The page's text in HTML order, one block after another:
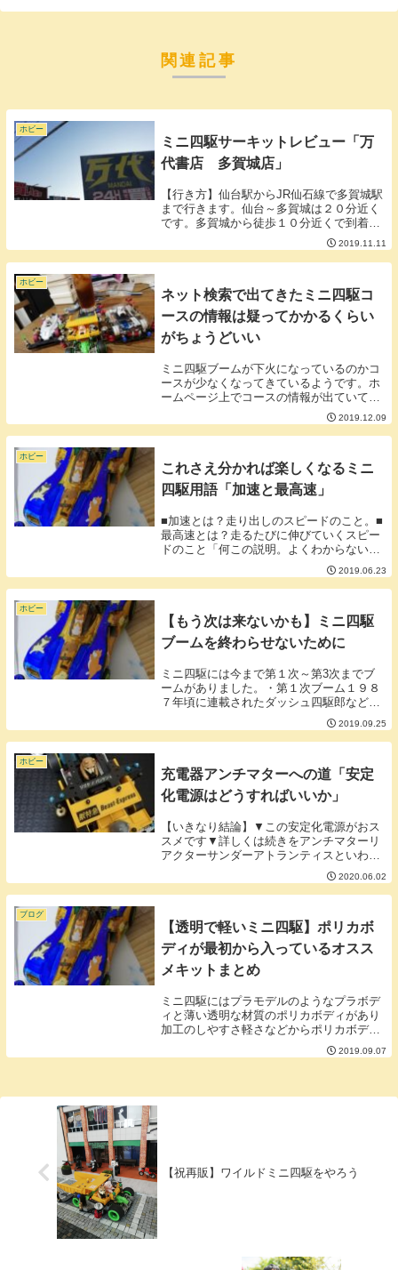
関連記事
ホビー
ミニ四駆サーキットレビュー「万
代書店 多賀城店」
【行き方】仙台駅からJR仙石線で多賀城駅
まで行きます。仙台～多賀城は２０分近く
です。多賀城から徒歩１０分近くで到着し
ます。【コース】ウエーブセクションから
コーナーを挟みながら長いストレート。ド
ラゴンバックからのスロープ最後に待ち構
2019.11.11
ホビー
ネット検索で出てきたミニ四駆コ
ースの情報は疑ってかかるくらい
がちょうどいい
ミニ四駆ブームが下火になっているのかコ
ースが少なくなってきているようです。ホ
ームページ上でコースの情報が出ていても
現地に行ってみると無いこともしばしば。
タミヤさんのホームページのコース常設店
の情報もたまに古い物があります。特に遠
2019.12.09
ホビー
これさえ分かれば楽しくなるミニ
四駆用語「加速と最高速」
■加速とは？走り出しのスピードのこと。■
最高速とは？走るたびに伸びていくスピー
ドのこと「何この説明。よくわからないん
だけど」そう思われると思いでしょう。こ
れをわかりやすく説明するための例として
自転車とマリオカートがよく挙げられま
2019.06.23
ホビー
【もう次は来ないかも】ミニ四駆
ブームを終わらせないために
ミニ四駆には今まで第１次～第3次までブ
ームがありました。・第１次ブーム１９８
７年頃に連載されたダッシュ四駆郎などが
きっかけとなりミニ四駆ブームが到来・第
２次ブーム１９９４年に連載された爆走兄
弟レッツエンドゴーの連載もありミニ四駆
2019.09.25
ホビー
充電器アンチマターへの道「安定
化電源はどうすればいいか」
【いきなり結論】▼この安定化電源がおス
スメです▼詳しくは続きをアンチマターリ
アクターサンダーアトランティスといわれ
る高性能な充電器があるのですが他の充電
器のように電源を入れて電池をセットして
ピピっと操作するだけという感じでは扱え
2020.06.02
ブログ
【透明で軽いミニ四駆】ポリカボ
ディが最初から入っているオスス
メキットまとめ
ミニ四駆にはプラモデルのようなプラボデ
ィと薄い透明な材質のポリカボディがあり
加工のしやすさ軽さなどからポリカボディ
を好んでつける人が多くいます。ポリカボ
ディは一般的に別売りなのですが一部のミ
2019.09.07
【祝再販】ワイルドミニ四駆をやろう